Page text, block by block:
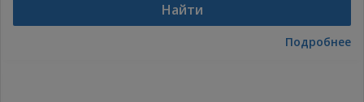
Найти
Подробнее